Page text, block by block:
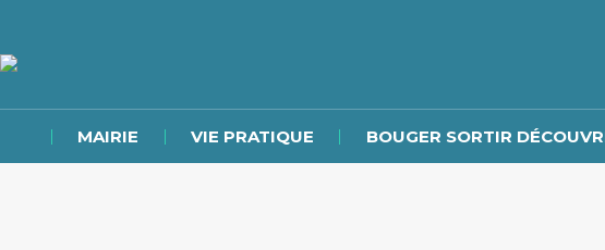
MAIRIE VIE PRATIQUE BOUGER SORTIR